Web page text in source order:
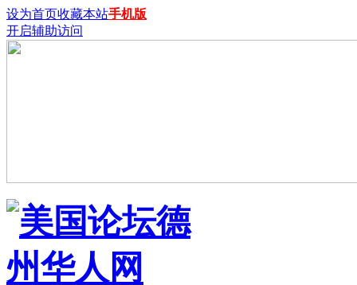
设为首页收藏本站手机版
开启辅助访问